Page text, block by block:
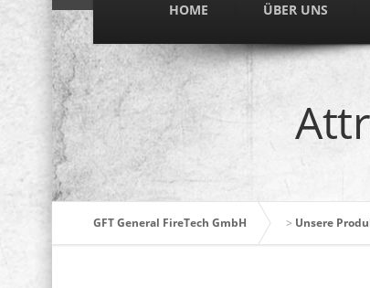
HOME ÜBER UNS
GFT General FireTech GmbH > Unsere